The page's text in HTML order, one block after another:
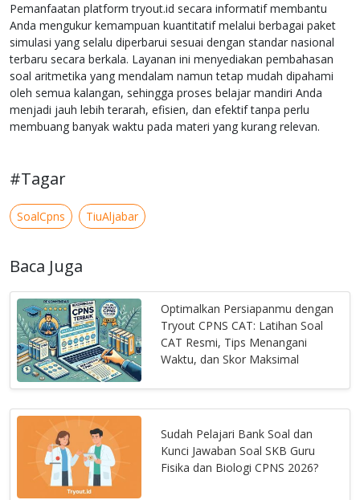
Pemanfaatan platform tryout.id secara informatif membantu
Anda mengukur kemampuan kuantitatif melalui berbagai paket
simulasi yang selalu diperbarui sesuai dengan standar nasional
terbaru secara berkala. Layanan ini menyediakan pembahasan
soal aritmetika yang mendalam namun tetap mudah dipahami
oleh semua kalangan, sehingga proses belajar mandiri Anda
menjadi jauh lebih terarah, efisien, dan efektif tanpa perlu
membuang banyak waktu pada materi yang kurang relevan.
#Tagar
SoalCpns TiuAljabar
Baca Juga
Optimalkan Persiapanmu dengan
Tryout CPNS CAT: Latihan Soal
CAT Resmi, Tips Menangani
Waktu, dan Skor Maksimal
Sudah Pelajari Bank Soal dan
Kunci Jawaban Soal SKB Guru
Fisika dan Biologi CPNS 2026?